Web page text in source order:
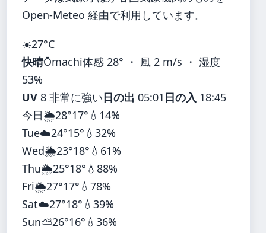
Open-Meteo 経由で利用しています。
☀️27°C
快晴Ōmachi体感 28° ・ 風 2 m/s ・ 湿度
53%
UV 8 非常に強い日の出 05:01 日の入 18:45
今日🌦️28°17° 💧14%
Tue☁️24°15° 💧32%
Wed🌦️23°18° 💧61%
Thu🌦️25°18° 💧88%
Fri🌦️27°17° 💧78%
Sat☁️27°18° 💧39%
Sun⛅26°16° 💧36%